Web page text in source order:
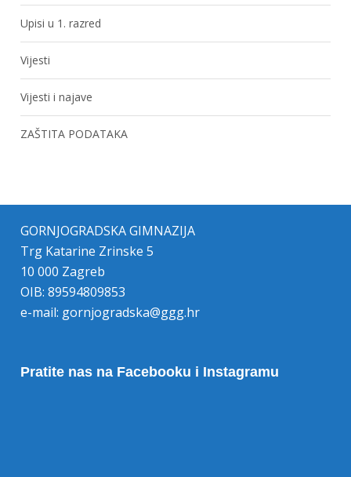
Upisi u 1. razred
Vijesti
Vijesti i najave
ZAŠTITA PODATAKA
GORNJOGRADSKA GIMNAZIJA
Trg Katarine Zrinske 5
10 000 Zagreb
OIB: 89594809853
e-mail: gornjogradska@ggg.hr
Pratite nas na Facebooku i Instagramu